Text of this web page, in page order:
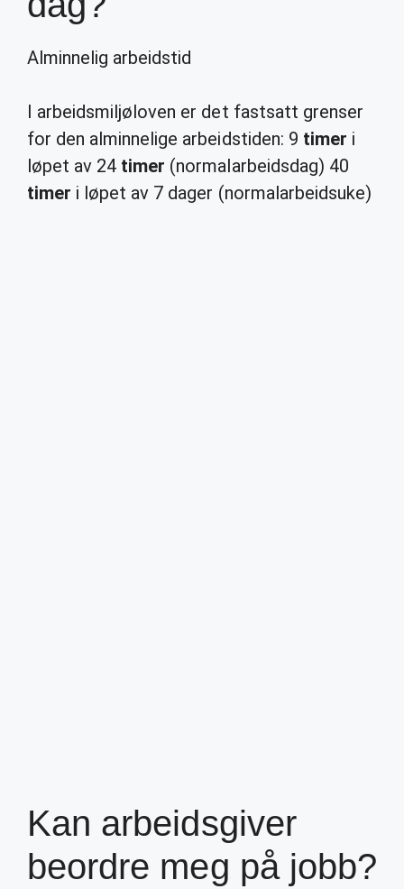
Alminnelig arbeidstid
I arbeidsmiljøloven er det fastsatt grenser
for den alminnelige arbeidstiden: 9 timer i
løpet av 24 timer (normalarbeidsdag) 40
timer i løpet av 7 dager (normalarbeidsuke)
Kan arbeidsgiver
beordre meg på jobb?